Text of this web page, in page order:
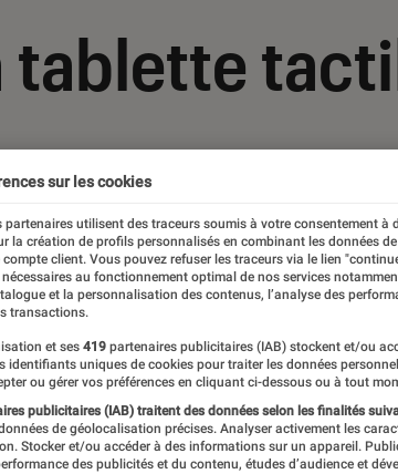
tablette
Tests
sur les cookies
partenaires utilisent des traceurs soumis à votre consentement à
la création de profils personnalisés en combinant les données
compte client. Vous pouvez refuser les traceurs via le lien
au fonctionnement optimal de nos services
et la personnalisation des contenus, l’analyse des
transactions.
et ses 419 partenaires publicitaires (IAB) stockent et/ou
identifiants uniques de cookies pour traiter les données
ou gérer vos préférences en cliquant ci-dessous ou à tout
publicitaires (IAB) traitent des données selon les finalités
de géolocalisation précises. Analyser activement les
Stocker et/ou accéder à des informations sur un appareil.
des publicités et du contenu, études d’audience et